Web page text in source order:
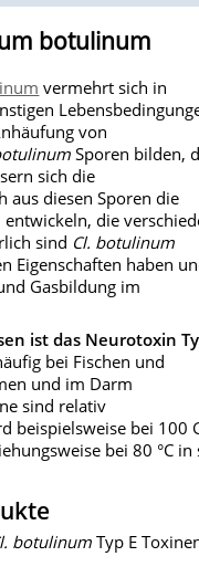
botulinum
vermehrt sich in
von
Sporen bilden,
sich die
aus diesen Sporen die
die
sind Cl. botulinum
Eigenschaften haben
Gasbildung im
ist das Neurotoxin
bei Fischen und
und im Darm
sind relativ
beispielsweise bei 100
bei 80 °C in
botulinum Typ E